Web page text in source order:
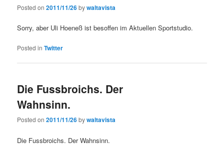
Posted on2011/11/26bywaltavista
Sorry, aber Uli Hoeneß ist besoffen im Aktuellen Sportstudio.
Posted in Twitter
Die Fussbroichs. Der
Wahnsinn.
Posted on2011/11/26bywaltavista
Die Fussbroichs. Der Wahnsinn.